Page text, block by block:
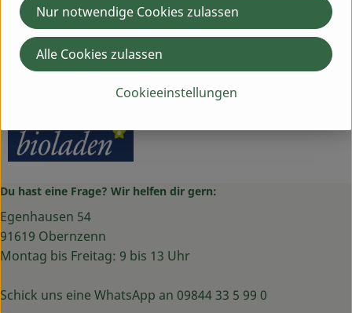
Hersteller: WBI
Deutschland
Du hast eine Frage? Wir helfen dir gern:
Egenhausen 54
91619 Obernzenn
Montag bis Freitag: 9 bis 13 Uhr
Schick uns eine WhatsApp an 09844 33 5 99 0
Cookieeinstellungen
Nur notwendige Cookies zulassen
Alle Cookies zulassen